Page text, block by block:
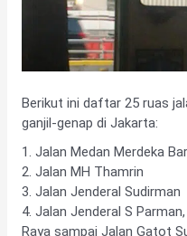
Berikut ini daftar 25 ruas
ganjil-genap di Jakarta:
1. Jalan Medan Merdeka
2. Jalan MH Thamrin
3. Jalan Jenderal Sudirman
4. Jalan Jenderal S
Raya sampai Jalan Gatot